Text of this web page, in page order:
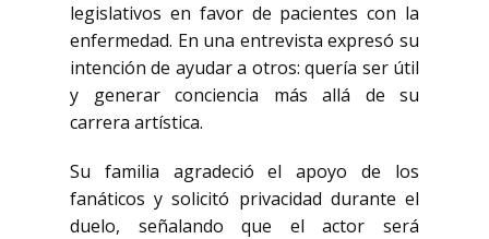
legislativos en favor de pacientes con la
enfermedad. En una entrevista expresó su
intención de ayudar a otros: quería ser útil
y generar conciencia más allá de su
carrera artística.
Su familia agradeció el apoyo de los
fanáticos y solicitó privacidad durante el
duelo, señalando que el actor será